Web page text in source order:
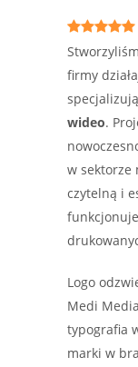
firmy
wideo.
w sektorze
czytelną i
Logo
Medi
typografia
marki w